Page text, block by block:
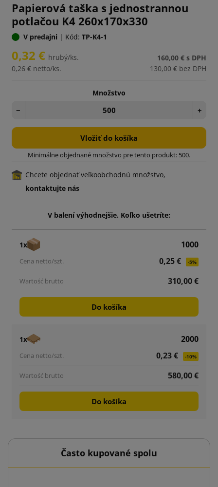
Papierová taška s jednostrannou
potlačou K4 260x170x330
V predajni | Kód: TP-K4-1
0,32 € hrubý/ks.
0,26 € netto/ks.
160,00 € s DPH
130,00 € bez DPH
Množstvo
− +
Vložiť do košíka
Minimálne objednané množstvo pre tento produkt: 500.
Chcete objednať veľkoobchodnú množstvo,
kontaktujte nás
V balení výhodnejšie. Koľko ušetríte:
1x
1000
0,25 €
-5%
310,00 €
Do košíka
1x
2000
0,23 €
-10%
580,00 €
Do košíka
Často kupované spolu